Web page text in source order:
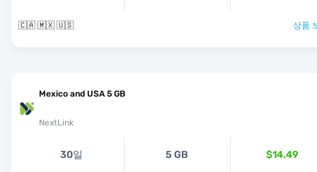
🇨🇦 🇲🇽 🇺🇸 상품
Mexico and USA 5 GB
NextLink
30일 5 GB $14.49